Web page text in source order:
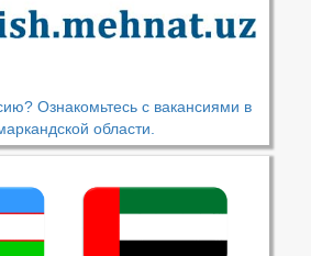
Ознакомьтесь с вакансиями в
области.